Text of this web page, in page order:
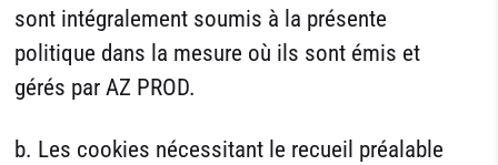
sont intégralement soumis à la présente
politique dans la mesure où ils sont émis et
gérés par AZ PROD.
b. Les cookies nécessitant le recueil préalable